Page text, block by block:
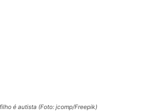
é autista (Foto: jcomp/Freepik)